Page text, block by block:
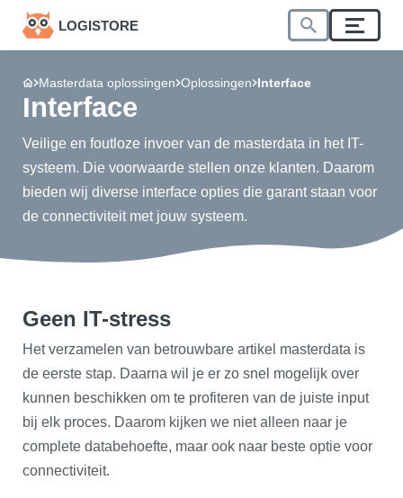
LOGISTORE
Masterdata oplossingen Oplossingen Interface
Interface
Veilige en foutloze invoer van de masterdata in het IT-
systeem. Die voorwaarde stellen onze klanten. Daarom
bieden wij diverse interface opties die garant staan voor
de connectiviteit met jouw systeem.
Geen IT-stress
Het verzamelen van betrouwbare artikel masterdata is
de eerste stap. Daarna wil je er zo snel mogelijk over
kunnen beschikken om te profiteren van de juiste input
bij elk proces. Daarom kijken we niet alleen naar je
complete databehoefte, maar ook naar beste optie voor
connectiviteit.